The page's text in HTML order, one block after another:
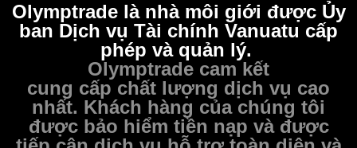
Olymptrade là nhà môi giới được Ủy
ban Dịch vụ Tài chính Vanuatu cấp
phép và quản lý.
Olymptrade cam kết
cung cấp chất lượng dịch vụ cao
nhất. Khách hàng của chúng tôi
được bảo hiểm tiền nạp và được